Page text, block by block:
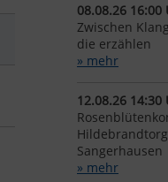
08.08.26 16:00
Zwischen
die erzählen
» mehr
12.08.26 14:30
Sangerhausen
» mehr